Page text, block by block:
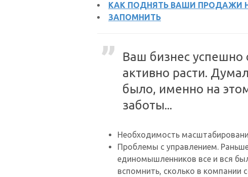
КАК ПОДНЯТЬ ВАШИ ПРОДАЖИ
ЗАПОМНИТЬ
Ваш бизнес успешно
активно расти.
было, именно на
заботы...
Необходимость
Проблемы с управлением.
единомышленников все и вся
вспомнить, сколько в компании